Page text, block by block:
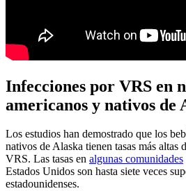
Infecciones por VRS en
americanos y nativos de
Los estudios han demostrado que los
nativos de Alaska tienen tasas más altas
VRS. Las tasas en algunas comunidades
Estados Unidos son hasta siete veces
estadounidenses.